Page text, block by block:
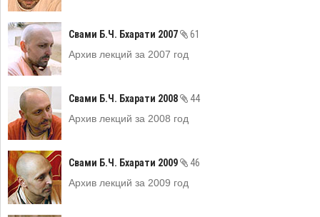
Свами Б.Ч. Бхарати 2007
61
Архив лекций за 2007 год
Свами Б.Ч. Бхарати 2008
44
Архив лекций за 2008 год
Свами Б.Ч. Бхарати 2009
46
Архив лекций за 2009 год